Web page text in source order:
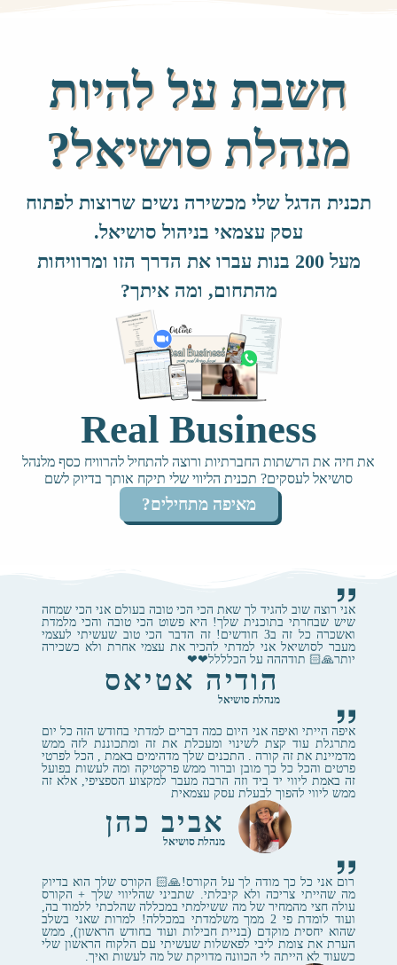
חשבת על להיות
מנהלת סושיאל?
תכנית הדגל שלי מכשירה נשים שרוצות לפתוח
עסק עצמאי בניהול סושיאל.
מעל 200 בנות עברו את הדרך הזו ומרוויחות
מהתחום, ומה איתך?
Real Business
את חיה את הרשתות החברתיות ורוצה להתחיל להרוויח כסף מלנהל
סושיאל לעסקים? תכנית הליווי שלי תיקח אותך בדיוק לשם
מאיפה מתחילים?
אני רוצה שוב להגיד לך שאת הכי הכי טובה בעולם אני הכי שמחה
שיש שבחרתי בתוכנית שלך! היא פשוט הכי טובה והכי מלמדת
ואשכרה כל זה ב3 חודשים! זה הדבר הכי טוב שעשיתי לעצמי
מעבר לסושיאל אני למדתי להכיר את עצמי אחרת ולא כשכירה
יותר🙏🏻 תודההה על הכלללל❤❤
הודיה אטיאס
מנהלת סושיאל
איפה הייתי ואיפה אני היום כמה דברים למדתי בחודש הזה כל יום
מתרגלת עוד קצת לשינוי ומעכלת את זה ומתכוננת לזה ממש
מדמיינת את זה קורה . התכנים שלך מדהימים באמת , הכל לפרטי
פרטים והכל כל כך מובן וברור ממש פרקטיקה ומה לעשות בפועל
זה באמת ליווי יד ביד וזה הרבה מעבר למקצוע הספציפי, אלא זה
ממש ליווי להפוך לבעלת עסק עצמאית
אביב כהן
מנהלת סושיאל
רום אני כל כך מודה לך על הקורס!🙏🏻 הקורס שלך הוא בדיוק
מה שהייתי צריכה ולא קיבלתי. שתביני שהליווי שלך + הקורס
עולה חצי מהמחיר של מה ששילמתי במכללה שהלכתי ללמוד בה,
ועוד לומדת פי 2 ממך משלמדתי במכללה! למרות שאני בשלב
שהוא יחסית מוקדם (בניית חבילות ועוד בחודש הראשון), ממש
הערת את צומת ליבי לפאשלות שעשיתי עם הלקוח הראשון שלי
כשעוד לא הייתה לי הכוונה מדויקת של מה לעשות ואיך.